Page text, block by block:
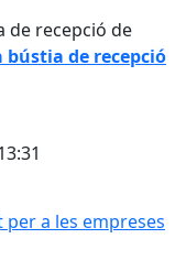
de recepció de
bústia de recepció
a les empreses